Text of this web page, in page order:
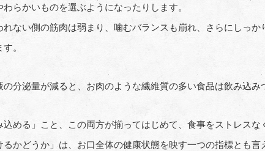
らかいものを選ぶようになったりします。
ない側の筋肉は弱まり、噛むバランスも崩れ、さらにしっか
。
分泌量が減ると、お肉のような繊維質の多い食品は飲み込み
込める」こと、この両方が揃ってはじめて、食事をストレスな
かどうか」は、お口全体の健康状態を映す一つの指標とも言